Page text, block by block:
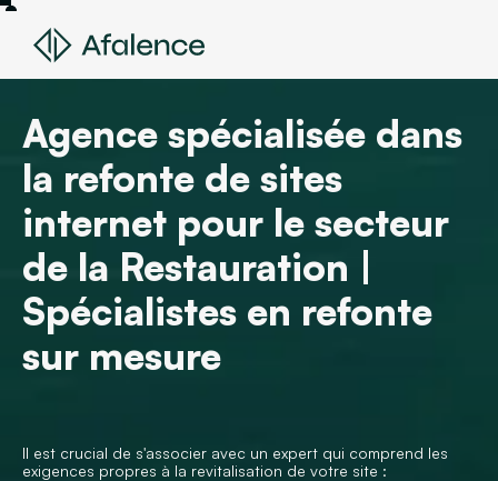
Agence spécialisée dans
la refonte de sites
internet pour le secteur
de la Restauration |
Spécialistes en refonte
sur mesure
Il est crucial de s'associer avec un expert qui comprend les
exigences propres à la revitalisation de votre site :